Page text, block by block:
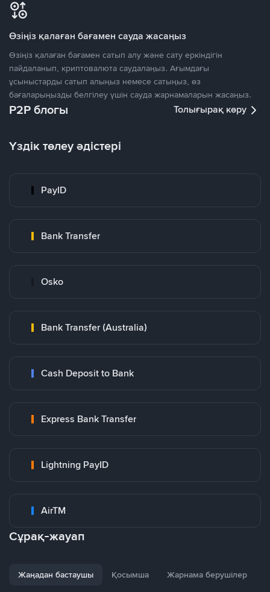
Өзіңіз қалаған бағамен сауда жасаңыз
Өзіңіз қалаған бағамен сатып алу және сату еркіндігін
пайдаланып, криптовалюта саудалаңыз. Ағымдағы
ұсыныстарды сатып алыңыз немесе сатыңыз, өз
бағаларыңызды белгілеу үшін сауда жарнамаларын жасаңыз.
P2P блогы Толығырақ көру
Үздік төлеу әдістері
PayID
Bank Transfer
Osko
Bank Transfer (Australia)
Cash Deposit to Bank
Express Bank Transfer
Lightning PayID
AirTM
Сұрақ-жауап
Жаңадан бастаушы Қосымша Жарнама берушілер